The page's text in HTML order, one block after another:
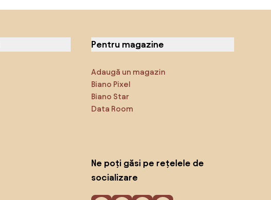
Pentru magazine
Adaugă un magazin
Biano Pixel
Biano Star
Data Room
Ne poți găsi pe rețelele de
socializare